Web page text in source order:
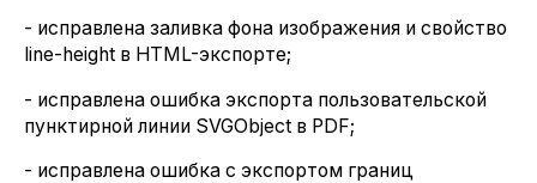
- исправлена заливка фона изображения и свойство
line-height в HTML-экспорте;
- исправлена ошибка экспорта пользовательской
пунктирной линии SVGObject в PDF;
- исправлена ошибка с экспортом границ